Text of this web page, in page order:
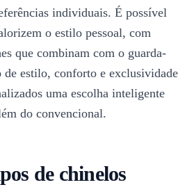
individuais. É possível
o estilo pessoal, com
que combinam com o guarda-
de estilo, conforto e exclusividade
uma escolha inteligente
do convencional.
de chinelos